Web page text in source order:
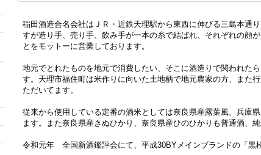
稲田酒造合名会社はＪＲ・近鉄天理駅から東西に伸びる三島本通
すが造り手、売り手、飲み手が一本の糸で結ばれ、それぞれの顔
とをモットーに営業しております。
地元でとれたものを地元で消費したい、そこに酒造りで関われた
す。天理市福住町は米作りに向いた土地柄で地元農家の方、また
ただいてます。
従来から使用している定番の酒米としては奈良県産露葉風、兵庫
ます。また奈良県産きぬひかり、奈良県産ひのひかりも普通酒、
令和元年 全国新酒鑑評会にて、平成30BYメインブランドの「黒